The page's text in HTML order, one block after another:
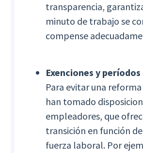
transparencia,
minuto de trabajo se
compense
Exenciones y
Para evitar una
han tomado
empleadores, que
transición en función
fuerza laboral. Por